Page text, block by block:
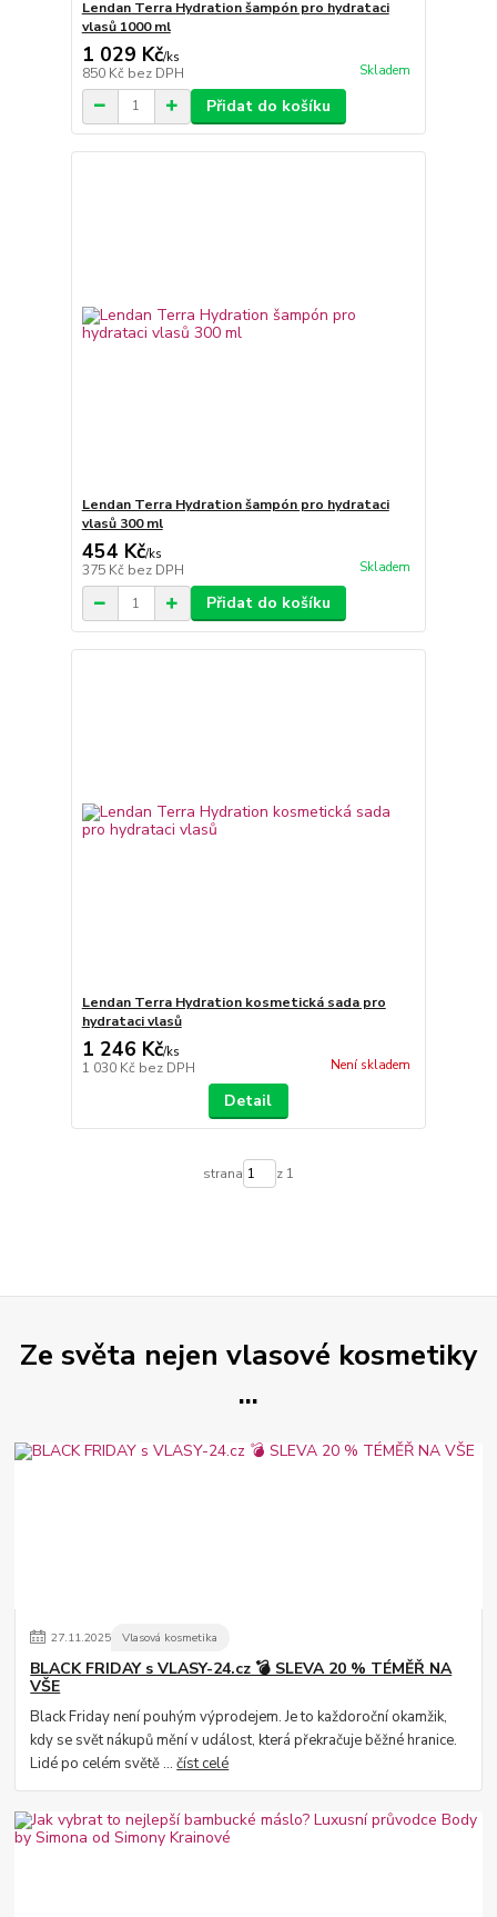
Lendan Terra Hydration šampón pro hydrataci
vlasů 1000 ml
1 029 Kč/ks
850 Kč bez DPH Skladem
Přidat do košíku
Lendan Terra Hydration šampón pro hydrataci
vlasů 300 ml
454 Kč/ks
375 Kč bez DPH Skladem
Přidat do košíku
Lendan Terra Hydration kosmetická sada pro
hydrataci vlasů
1 246 Kč/ks
1 030 Kč bez DPH Není skladem
Detail
strana z 1
Ze světa nejen vlasové kosmetiky
...
27.11.2025 Vlasová kosmetika
BLACK FRIDAY s VLASY-24.cz 💣 SLEVA 20 % TÉMĚŘ NA
VŠE
Black Friday není pouhým výprodejem. Je to každoroční okamžik,
kdy se svět nákupů mění v událost, která překračuje běžné hranice.
Lidé po celém světě ...číst celé